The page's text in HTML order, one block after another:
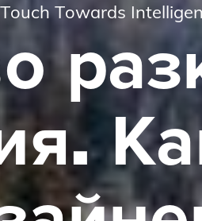
Touch Towards Intelligen
о раз
я. Ка